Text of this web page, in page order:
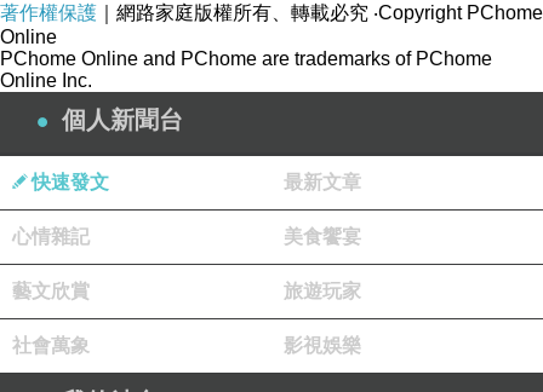
著作權保護 ｜網路家庭版權所有、轉載必究 ‧Copyright PChome
Online
PChome Online and PChome are trademarks of PChome
Online Inc.
個人新聞台
快速發文 最新文章
心情雜記 美食饗宴
藝文欣賞 旅遊玩家
社會萬象 影視娛樂